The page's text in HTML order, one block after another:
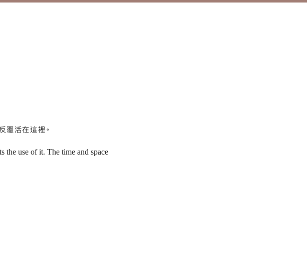
覆活在這裡。
the use of it. The time and space